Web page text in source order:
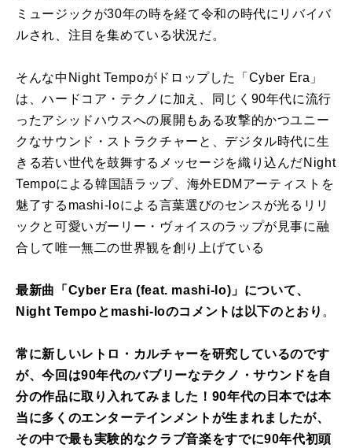
ミュージックが30年の時を経て令和の時代にリバイバ
ルされ、注目を集めている状況だ。
そんな中Night Tempoがドロップした「Cyber Era」
は、ハードコア・テクノに加え、同じく90年代に流行
ったアシッドハウスへの展開もある攻撃的かつユニー
クなサウンド・ストラクチャーと、デジタル時代に生
きる若い世代を鼓舞するメッセージを織り込んだNight
Tempoによる韓国語ラップ、海外EDMアーティストを
魅了するmashi-loによる言葉選びのセンスが光るリリ
ックと可愛いガーリー・ヴォイスのラップが見事に融
合して唯一無二の世界観を創り上げている
最新曲「Cyber Era (feat. mashi-lo)」について、
Night Tempoとmashi-loのコメントは以下のとおり 。
常に新しいレトロ・カルチャーを研究しているのです
が、今回は90年代のバブリーなテクノ・サウンドを自
分の作品に取り入れてみました！90年代の日本では本
当に多くのエンターテインメントが生まれましたが、
その中で最も実験的なクラブ音楽をすでに90年代初頭